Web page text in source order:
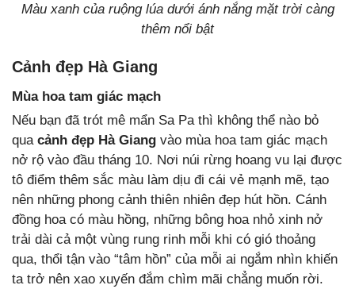
Màu xanh của ruộng lúa dưới ánh nắng mặt trời càng
thêm nổi bật
Cảnh đẹp Hà Giang
Mùa hoa tam giác mạch
Nếu bạn đã trót mê mẩn Sa Pa thì không thể nào bỏ
qua cảnh đẹp Hà Giang vào mùa hoa tam giác mạch
nở rộ vào đầu tháng 10. Nơi núi rừng hoang vu lại được
tô điểm thêm sắc màu làm dịu đi cái vẻ mạnh mẽ, tạo
nên những phong cảnh thiên nhiên đẹp hút hồn. Cánh
đồng hoa có màu hồng, những bông hoa nhỏ xinh nở
trải dài cả một vùng rung rinh mỗi khi có gió thoảng
qua, thổi tận vào “tâm hồn” của mỗi ai ngắm nhìn khiến
ta trở nên xao xuyến đắm chìm mãi chẳng muốn rời.